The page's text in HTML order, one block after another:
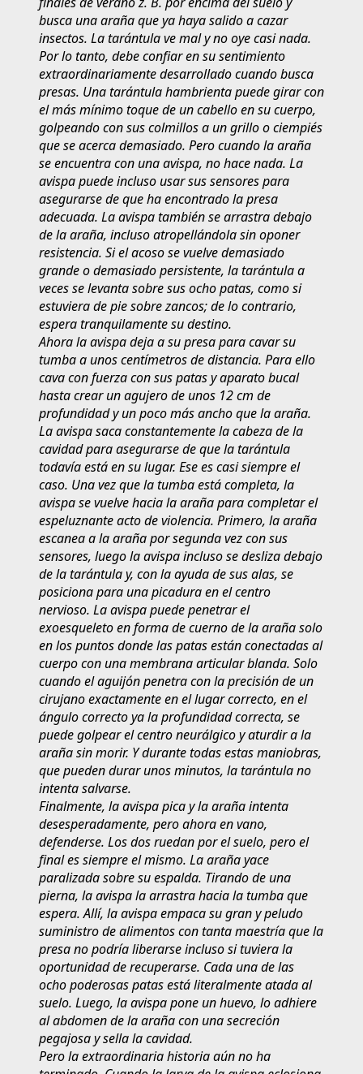
busca una araña que ya haya salido a cazar
insectos. La tarántula ve mal y no oye casi nada.
Por lo tanto, debe confiar en su sentimiento
extraordinariamente desarrollado cuando busca
presas. Una tarántula hambrienta puede girar con
el más mínimo toque de un cabello en su cuerpo,
golpeando con sus colmillos a un grillo o ciempiés
que se acerca demasiado. Pero cuando la araña
se encuentra con una avispa, no hace nada. La
avispa puede incluso usar sus sensores para
asegurarse de que ha encontrado la presa
adecuada. La avispa también se arrastra debajo
de la araña, incluso atropellándola sin oponer
resistencia. Si el acoso se vuelve demasiado
grande o demasiado persistente, la tarántula a
veces se levanta sobre sus ocho patas, como si
estuviera de pie sobre zancos; de lo contrario,
espera tranquilamente su destino.
Ahora la avispa deja a su presa para cavar su
tumba a unos centímetros de distancia. Para ello
cava con fuerza con sus patas y aparato bucal
hasta crear un agujero de unos 12 cm de
profundidad y un poco más ancho que la araña.
La avispa saca constantemente la cabeza de la
cavidad para asegurarse de que la tarántula
todavía está en su lugar. Ese es casi siempre el
caso. Una vez que la tumba está completa, la
avispa se vuelve hacia la araña para completar el
espeluznante acto de violencia. Primero, la araña
escanea a la araña por segunda vez con sus
sensores, luego la avispa incluso se desliza debajo
de la tarántula y, con la ayuda de sus alas, se
posiciona para una picadura en el centro
nervioso. La avispa puede penetrar el
exoesqueleto en forma de cuerno de la araña solo
en los puntos donde las patas están conectadas al
cuerpo con una membrana articular blanda. Solo
cuando el aguijón penetra con la precisión de un
cirujano exactamente en el lugar correcto, en el
ángulo correcto ya la profundidad correcta, se
puede golpear el centro neurálgico y aturdir a la
araña sin morir. Y durante todas estas maniobras,
que pueden durar unos minutos, la tarántula no
intenta salvarse.
Finalmente, la avispa pica y la araña intenta
desesperadamente, pero ahora en vano,
defenderse. Los dos ruedan por el suelo, pero el
final es siempre el mismo. La araña yace
paralizada sobre su espalda. Tirando de una
pierna, la avispa la arrastra hacia la tumba que
espera. Allí, la avispa empaca su gran y peludo
suministro de alimentos con tanta maestría que la
presa no podría liberarse incluso si tuviera la
oportunidad de recuperarse. Cada una de las
ocho poderosas patas está literalmente atada al
suelo. Luego, la avispa pone un huevo, lo adhiere
al abdomen de la araña con una secreción
pegajosa y sella la cavidad.
Pero la extraordinaria historia aún no ha